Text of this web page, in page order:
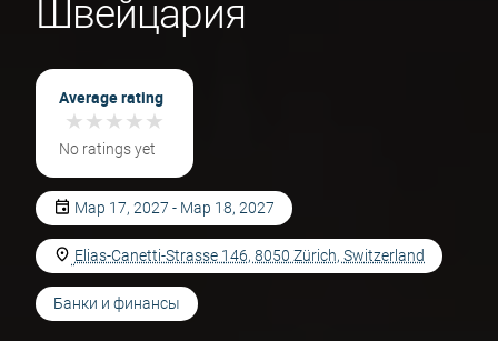
Швейцария
Average rating
★★★★★
★★★★★
No ratings yet
Мар 17, 2027 - Мар 18, 2027
Elias-Canetti-Strasse 146, 8050 Zürich, Switzerland
Банки и финансы